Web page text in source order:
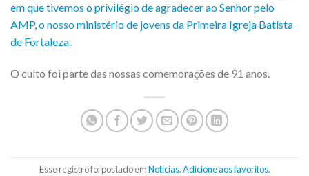
em que tivemos o privilégio de agradecer ao Senhor pelo
AMP, o nosso ministério de jovens da Primeira Igreja Batista
de Fortaleza.
O culto foi parte das nossas comemorações de 91 anos.
Esse registro foi postado emNotícias.Adicione aos favoritos.